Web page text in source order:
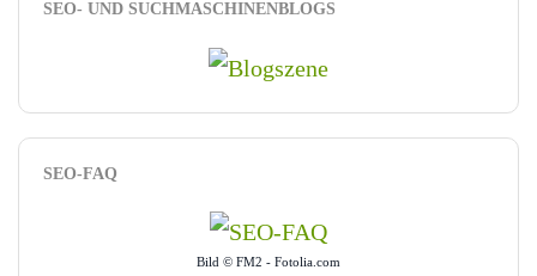
SEO- UND SUCHMASCHINENBLOGS
SEO-FAQ
Bild © FM2 - Fotolia.com